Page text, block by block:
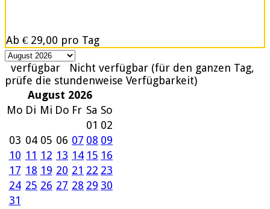
Ab € 29,00 pro Tag
verfügbar
Nicht verfügbar (für den ganzen Tag,
prüfe die stundenweise Verfügbarkeit)
August 2026
Mo Di Mi Do Fr Sa So
01 02
03 04 05 06 07 08 09
10 11 12 13 14 15 16
17 18 19 20 21 22 23
24 25 26 27 28 29 30
31